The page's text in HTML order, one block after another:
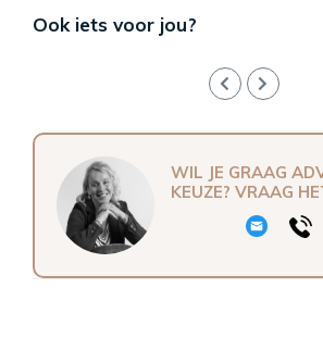
Ook iets voor jou?
WIL JE GRAAG
KEUZE? VRAAG